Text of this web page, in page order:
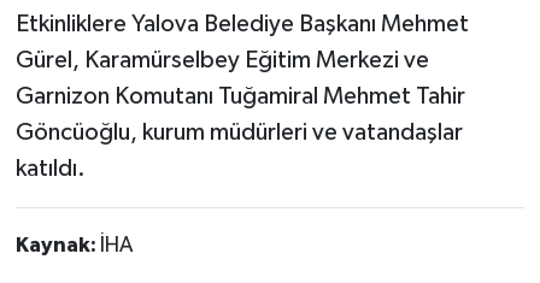
Etkinliklere Yalova Belediye Başkanı Mehmet
Gürel, Karamürselbey Eğitim Merkezi ve
Garnizon Komutanı Tuğamiral Mehmet Tahir
Göncüoğlu, kurum müdürleri ve vatandaşlar
katıldı.
Kaynak: İHA